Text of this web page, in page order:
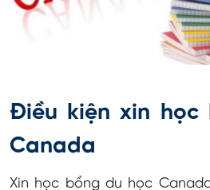
Điều kiện xin học
Canada
Xin học bổng du học